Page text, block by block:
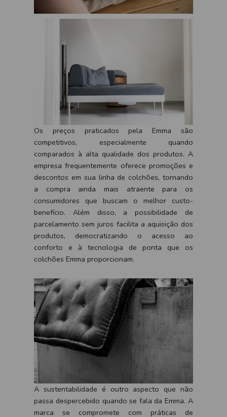
Os preços praticados pela Emma são
competitivos, especialmente quando
comparados à alta qualidade dos produtos. A
empresa frequentemente oferece promoções e
descontos em sua linha de colchões, tornando
a compra ainda mais atraente para os
consumidores que buscam o melhor custo-
benefício. Além disso, a possibilidade de
parcelamento sem juros facilita a aquisição dos
produtos, democratizando o acesso ao
conforto e à tecnologia de ponta que os
colchões Emma proporcionam.
A sustentabilidade é outro aspecto que não
passa despercebido quando se fala da Emma. A
marca se compromete com práticas de